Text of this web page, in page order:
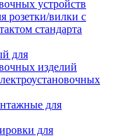
устройств
розетки/вилки с
стандарта
для
изделий
для
для